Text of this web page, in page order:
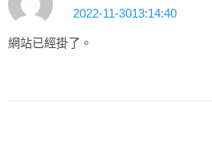
2022-11-3013:14:40
網站已經掛了。